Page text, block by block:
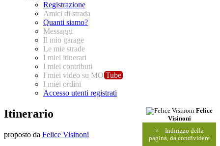
Registrazione
Amici di strada
Quanti siamo?
Messaggi
Il mio garage
Le mie strade
I miei itinerari
I miei contributi
I miei video su MO Tube
I miei ordini
Accesso utenti registrati
Felice
Visinoni
×
Indirizzo della
pagina, da condividere
Itinerario
proposto da Felice Visinoni